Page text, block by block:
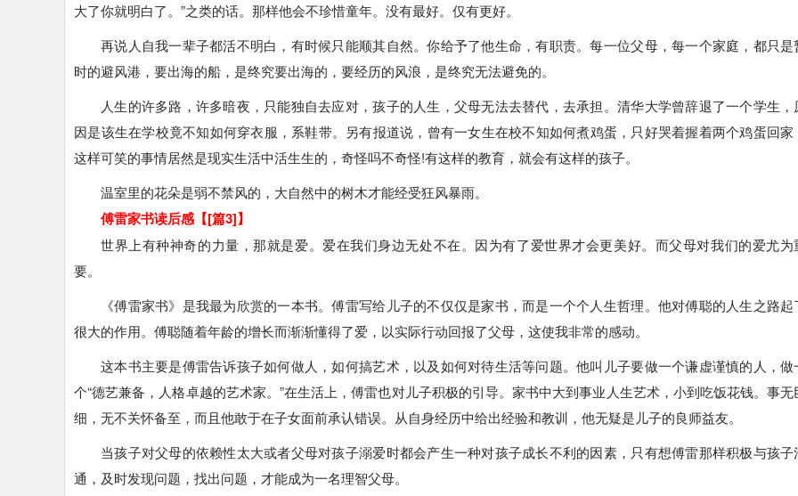
大了你就明白了。”之类的话。那样他会不珍惜童年。没有最好。仅有更好。
再说人自我一辈子都活不明白，有时候只能顺其自然。你给予了他生命，有职责。每一位父母，每一个家庭，都只是
时的避风港，要出海的船，是终究要出海的，要经历的风浪，是终究无法避免的。
人生的许多路，许多暗夜，只能独自去应对，孩子的人生，父母无法去替代，去承担。清华大学曾辞退了一个学生，
因是该生在学校竟不知如何穿衣服，系鞋带。另有报道说，曾有一女生在校不知如何煮鸡蛋，只好哭着握着两个鸡蛋回家
这样可笑的事情居然是现实生活中活生生的，奇怪吗不奇怪!有这样的教育，就会有这样的孩子。
温室里的花朵是弱不禁风的，大自然中的树木才能经受狂风暴雨。
傅雷家书读后感【[篇3]】
世界上有种神奇的力量，那就是爱。爱在我们身边无处不在。因为有了爱世界才会更美好。而父母对我们的爱尤为
要。
《傅雷家书》是我最为欣赏的一本书。傅雷写给儿子的不仅仅是家书，而是一个个人生哲理。他对傅聪的人生之路起
很大的作用。傅聪随着年龄的增长而渐渐懂得了爱，以实际行动回报了父母，这使我非常的感动。
这本书主要是傅雷告诉孩子如何做人，如何搞艺术，以及如何对待生活等问题。他叫儿子要做一个谦虚谨慎的人，做
个“德艺兼备，人格卓越的艺术家。”在生活上，傅雷也对儿子积极的引导。家书中大到事业人生艺术，小到吃饭花钱。事无
细，无不关怀备至，而且他敢于在子女面前承认错误。从自身经历中给出经验和教训，他无疑是儿子的良师益友。
当孩子对父母的依赖性太大或者父母对孩子溺爱时都会产生一种对孩子成长不利的因素，只有想傅雷那样积极与孩子
通，及时发现问题，找出问题，才能成为一名理智父母。